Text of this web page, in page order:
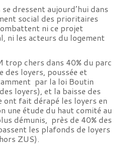
dressent aujourd’hui dans
social des prioritaires
ni ce projet
ni les acteurs du logement
trop chers dans 40% du parc
des loyers, poussée et
par la loi Boutin
loyers), et la baisse des
ont fait dérapé les loyers en
une étude du haut comité au
démunis, près de 40% des
les plafonds de loyers
ZUS).